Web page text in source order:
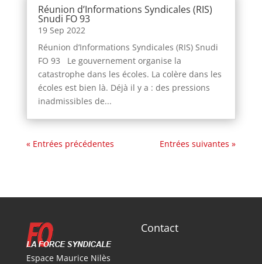
Réunion d’Informations Syndicales (RIS)
Snudi FO 93
19 Sep 2022
Réunion d’Informations Syndicales (RIS) Snudi
FO 93 Le gouvernement organise la
catastrophe dans les écoles. La colère dans les
écoles est bien là. Déjà il y a : des pressions
inadmissibles de...
« Entrées précédentes Entrées suivantes »
Espace Maurice Nilès
Contact